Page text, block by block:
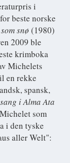
i
beste norske
snø (1980)
2009 ble
krimboka
Michelets
en rekke
spansk,
i Alma Ata
som
i den tyske
aller Welt":